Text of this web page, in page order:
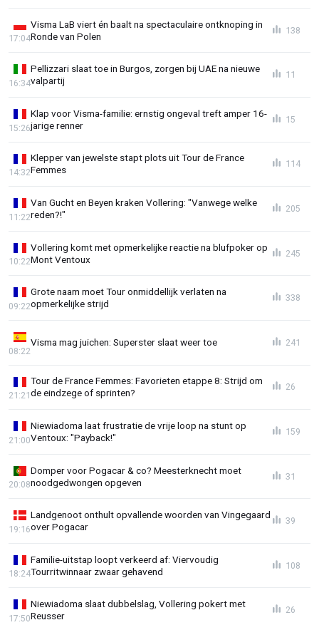
Visma LaB viert én baalt na spectaculaire ontknoping in
Ronde van Polen
17:04
138
Pellizzari slaat toe in Burgos, zorgen bij UAE na nieuwe
valpartij
16:34
11
Klap voor Visma-familie: ernstig ongeval treft amper 16-
jarige renner
15:26
15
Klepper van jewelste stapt plots uit Tour de France
Femmes
14:32
114
Van Gucht en Beyen kraken Vollering: "Vanwege welke
reden?!"
11:22
205
Vollering komt met opmerkelijke reactie na blufpoker op
Mont Ventoux
10:22
245
Grote naam moet Tour onmiddellijk verlaten na
opmerkelijke strijd
09:22
338
Visma mag juichen: Superster slaat weer toe
08:22
241
Tour de France Femmes: Favorieten etappe 8: Strijd om
de eindzege of sprinten?
21:21
26
Niewiadoma laat frustratie de vrije loop na stunt op
Ventoux: "Payback!"
21:00
159
Domper voor Pogacar & co? Meesterknecht moet
noodgedwongen opgeven
20:08
31
Landgenoot onthult opvallende woorden van Vingegaard
over Pogacar
19:16
39
Familie-uitstap loopt verkeerd af: Viervoudig
Tourritwinnaar zwaar gehavend
18:24
108
Niewiadoma slaat dubbelslag, Vollering pokert met
Reusser
17:50
26